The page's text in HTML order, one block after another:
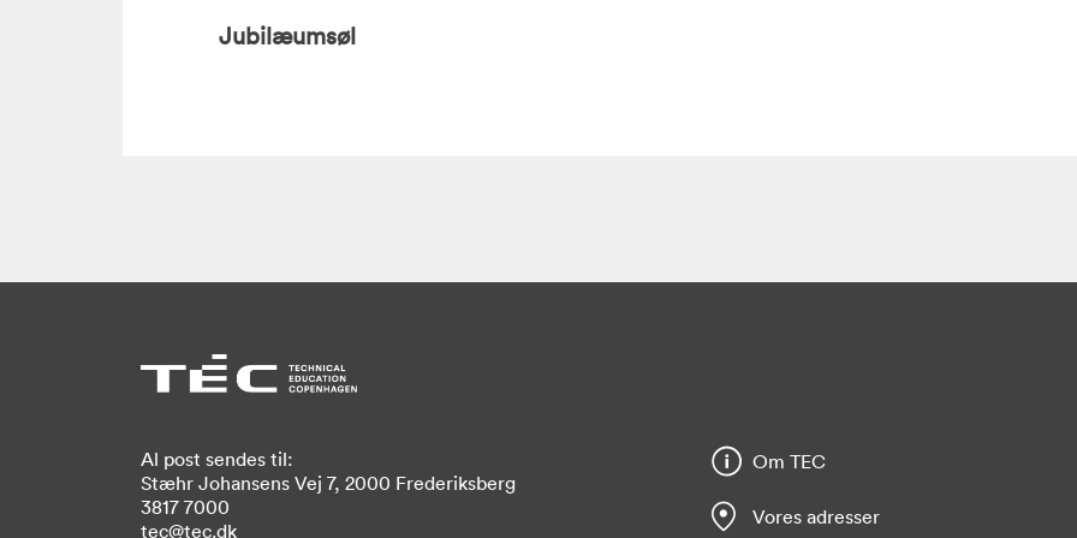
Jubilæumsøl
Al post sendes til:
Stæhr Johansens Vej 7, 2000 Frederiksberg
3817 7000
tec@tec.dk
Om TEC
Vores adresser